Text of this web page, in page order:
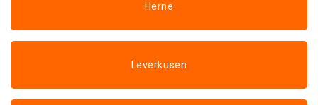
Herne
Leverkusen